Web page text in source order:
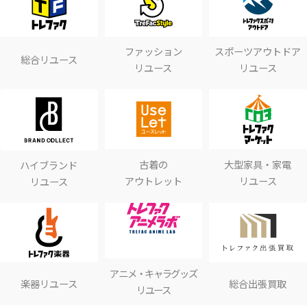
総合リユース
ファッション
リユース
スポーツアウトドア
リユース
ハイブランド
リユース
古着の
アウトレット
大型家具・家電
リユース
楽器リユース
アニメ・キャラグッズ
リユース
総合出張買取